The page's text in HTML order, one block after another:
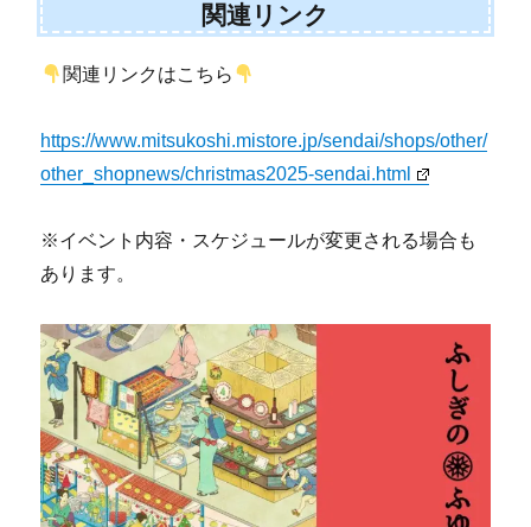
関連リンク
関連リンクはこちら
https://www.mitsukoshi.mistore.jp/sendai/shops/other/
other_shopnews/christmas2025-sendai.html
※イベント内容・スケジュールが変更される場合も
あります。